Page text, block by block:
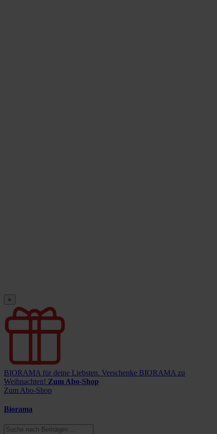
×
BIORAMA für deine Liebsten. Verschenke BIORAMA zu
Weihnachten! Zum Abo-Shop
Zum Abo-Shop
Biorama